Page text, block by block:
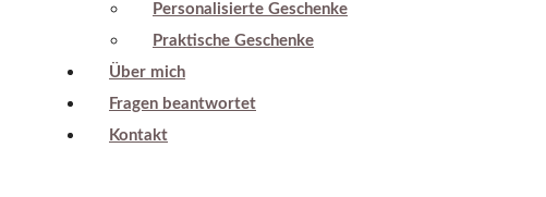
Personalisierte Geschenke
Praktische Geschenke
Über mich
Fragen beantwortet
Kontakt